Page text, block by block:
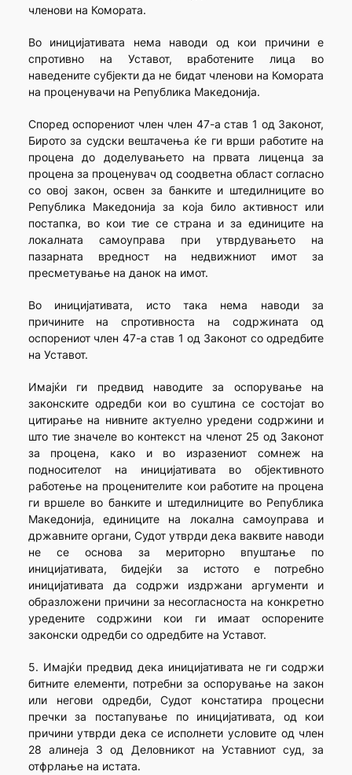
членови на Комората.
Во иницијативата нема наводи од кои причини е
спротивно на Уставот, вработените лица во
наведените субјекти да не бидат членови на Комората
на проценувачи на Република Македонија.
Според оспорениот член член 47-а став 1 од Законот,
Бирото за судски вештачења ќе ги врши работите на
процена до доделувањето на првата лиценца за
процена за проценувач од соодветна област согласно
со овој закон, освен за банките и штедилниците во
Република Македонија за која било активност или
постапка, во кои тие се страна и за единиците на
локалната самоуправа при утврдувањето на
пазарната вредност на недвижниот имот за
пресметување на данок на имот.
Во иницијативата, исто така нема наводи за
причините на спротивноста на содржината од
оспорениот член 47-а став 1 од Законот со одредбите
на Уставот.
Имајќи ги предвид наводите за оспорување на
законските одредби кои во суштина се состојат во
цитирање на нивните актуелно уредени содржини и
што тие значеле во контекст на членот 25 од Законот
за процена, како и во изразениот сомнеж на
подносителот на иницијативата во објективното
работење на проценителите кои работите на процена
ги вршеле во банките и штедилниците во Република
Македонија, единиците на локална самоуправа и
државните органи, Судот утврди дека ваквите наводи
не се основа за мериторно впуштање по
иницијативата, бидејќи за истото е потребно
иницијативата да содржи издржани аргументи и
образложени причини за несогласноста на конкретно
уредените содржини кои ги имаат оспорените
законски одредби со одредбите на Уставот.
5. Имајќи предвид дека иницијативата не ги содржи
битните елементи, потребни за оспорување на закон
или негови одредби, Судот констатира процесни
пречки за постапување по иницијативата, од кои
причини утврди дека се исполнети условите од член
28 алинеја 3 од Деловникот на Уставниот суд, за
отфрлање на истата.